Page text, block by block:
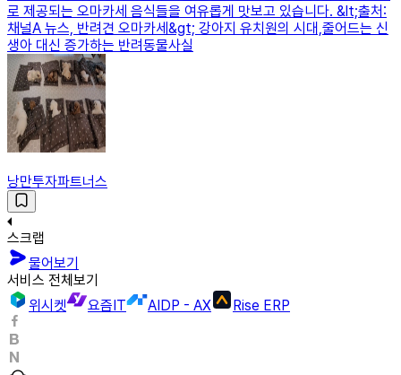
로 제공되는 오마카세 음식들을 여유롭게 맛보고 있습니다. &lt;출처:
채널A 뉴스, 반려견 오마카세&gt; 강아지 유치원의 시대,줄어드는 신
생아 대신 증가하는 반려동물사실
낭만투자파트너스
스크랩
물어보기
서비스 전체보기
위시켓
요즘IT AIDP - AX Rise ERP